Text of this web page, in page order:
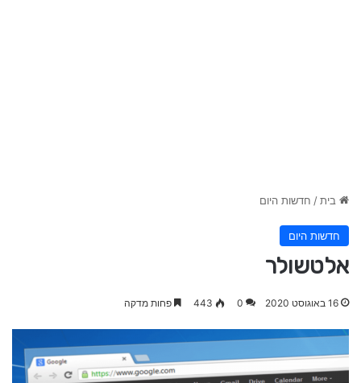
בית/ חדשות היום
חדשות היום
אלטשולר
16 באוגוסט 2020 0
443 פחות מדקה